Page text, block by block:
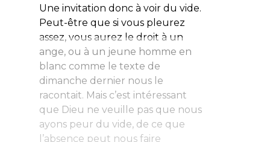
Une invitation donc à voir du vide.
Peut-être que si vous pleurez
assez, vous aurez le droit à un
ange, ou à un jeune homme en
blanc comme le texte de
dimanche dernier nous le
racontait. Mais c’est intéressant
que Dieu ne veuille pas que nous
ayons peur du vide, de ce que
l’absence peut nous faire